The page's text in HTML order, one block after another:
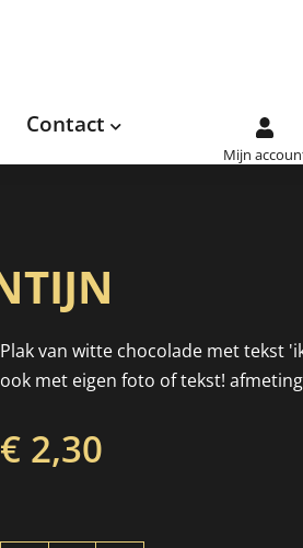
Contact
Mijn
Plak van witte chocolade met tekst
ook met eigen foto of tekst! afmeting
€ 2,30